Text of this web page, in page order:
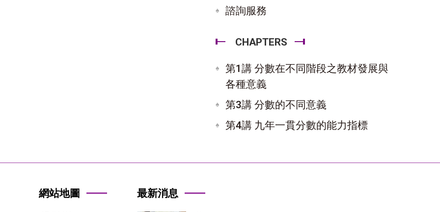
諮詢服務
CHAPTERS
第1講 分數在不同階段之教材發展與
各種意義
第3講 分數的不同意義
第4講 九年一貫分數的能力指標
網站地圖 最新消息